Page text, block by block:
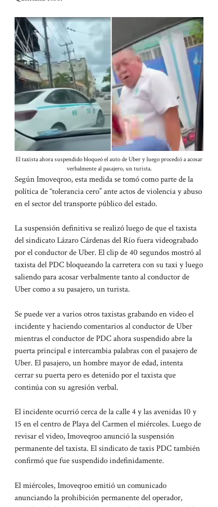
El taxista ahora suspendido bloqueó el auto de Uber y luego procedió a acosar
verbalmente al pasajero, un turista.
Según Imoveqroo, esta medida se tomó como parte de la
política de “tolerancia cero” ante actos de violencia y abuso
en el sector del transporte público del estado.
La suspensión definitiva se realizó luego de que el taxista
del sindicato Lázaro Cárdenas del Río fuera videograbado
por el conductor de Uber. El clip de 40 segundos mostró al
taxista del PDC bloqueando la carretera con su taxi y luego
saliendo para acosar verbalmente tanto al conductor de
Uber como a su pasajero, un turista.
Se puede ver a varios otros taxistas grabando en video el
incidente y haciendo comentarios al conductor de Uber
mientras el conductor de PDC ahora suspendido abre la
puerta principal e intercambia palabras con el pasajero de
Uber. El pasajero, un hombre mayor de edad, intenta
cerrar su puerta pero es detenido por el taxista que
continúa con su agresión verbal.
El incidente ocurrió cerca de la calle 4 y las avenidas 10 y
15 en el centro de Playa del Carmen el miércoles. Luego de
revisar el video, Imoveqroo anunció la suspensión
permanente del taxista. El sindicato de taxis PDC también
confirmó que fue suspendido indefinidamente.
El miércoles, Imoveqroo emitió un comunicado
anunciando la prohibición permanente del operador,